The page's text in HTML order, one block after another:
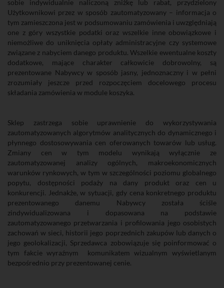
sobie indywidualnie naliczoną zniżkę lub rabat, przydzielony
Użytkownikowi przez w sposób zautomatyzowany – informacja o
tym zamieszczona jest w podsumowaniu zamówienia i uwzględniają
one z góry wszystkie podatki oraz wszelkie inne obowiązkowe i
niemożliwe do uniknięcia opłaty administracyjne czy systemowe
związane z nabyciem danego produktu. Wszelkie ewentualne koszty
dodatkowe, mające charakter całkowicie dobrowolny, są
prezentowane Nabywcy w sposób jasny, jednoznaczny i w pełni
zrozumiały jeszcze przed rozpoczęciem docelowego procesu
składania zamówienia w module koszyka.
Sklep zastrzega sobie uprawnienie do wykorzystywania
zautomatyzowanych algorytmów analitycznych do dynamicznego i
płynnego dostosowywania cen oferowanych towarów lub usług.
Zmiany cen w tym modelu wynikają wyłącznie ze
zautomatyzowanej analizy ogólnych, makroekonomicznych
warunków rynkowych, w tym w szczególności poziomu globalnego
popytu, dostępności podaży na dany produkt oraz cen u
konkurencji. Jednakże, w sytuacji, gdy cena konkretnego produktu
prezentowanego danemu Nabywcy została ściśle
zindywidualizowana i dopasowana na podstawie
zautomatyzowanego przetwarzania i profilowania jego osobistych
zachowań w sieci, historii jego poprzednich zakupów lub danych o
jego geolokalizacji, Sprzedawca zobowiązuje się poinformować o
tym fakcie wyraźnym
komunikatem wizualnym wyświetlanym
bezpośrednio przy prezentowanej cenie.